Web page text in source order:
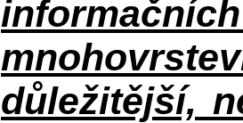
důležitější,